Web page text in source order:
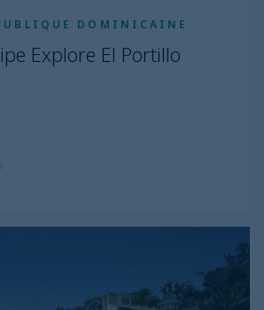
DOMINICAINE
Explore El Portillo